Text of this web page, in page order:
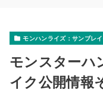
モンハンライズ：サンブレイ
モンスターハ
イク公開情報